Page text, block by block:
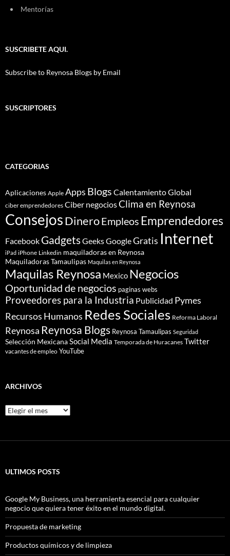
Mentorías
SUSCRIBETE AQUI.
Subscribe to Reynosa Blogs by Email
SUSCRIPTORES
CATEGORIAS
Aplicaciones Apple Apps Blogs Calentamiento Global
ciber emprendedores Ciber negociosClima en Reynosa
ConsejosDineroEmpleos Emprendedores
Facebook GadgetsGeeksGoogleGratis Internet
iPad iPhone Linkedin maquiladoras en Reynosa
Maquiladoras Tamaulipas Maquilas en Reynosa
Maquilas Reynosa Mexico Negocios
Oportunidad de negocios paginas webs
Proveedores para la Industria Publicidad Pymes
Recursos Humanos Redes Sociales Reforma Laboral
Reynosa Reynosa Blogs Reynosa Tamaulipas Seguridad
Selección MexicanaSocial Media Temporada de Huracanes Twitter
vacantes de empleo YouTube
ARCHIVOS
Archivos
ULTIMOS POSTS
Google My Business, una herramienta esencial para cualquier
negocio que quiera tener éxito en el mundo digital.
Propuesta de marketing
Productos químicos y de limpieza